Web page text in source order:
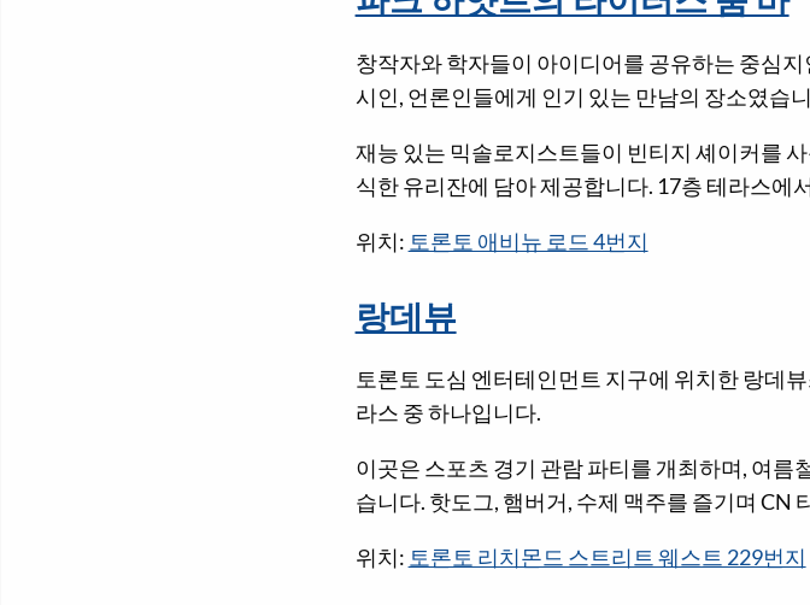
창작자와 학자들이 아이디어를 공유하는 중심
시인, 언론인들에게 인기 있는 만남의 장소였습
재능 있는 믹솔로지스트들이 빈티지 셰이커를
식한 유리잔에 담아 제공합니다. 17층 테라스에
위치: 토론토 애비뉴 로드 4번지
랑데뷰
토론토 도심 엔터테인먼트 지구에 위치한 랑데
라스 중 하나입니다.
이곳은 스포츠 경기 관람 파티를 개최하며, 여름
습니다. 핫도그, 햄버거, 수제 맥주를 즐기며 CN
위치: 토론토 리치몬드 스트리트 웨스트 229번지